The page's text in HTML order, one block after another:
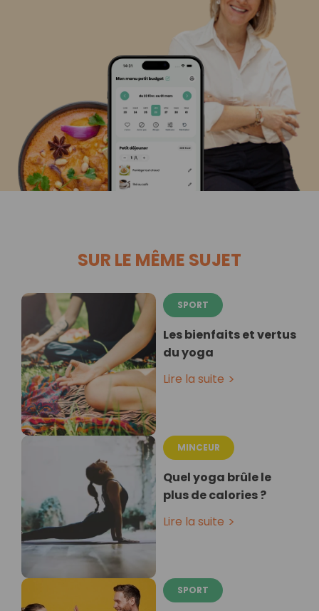
SUR LE MÊME SUJET
SPORT
Les bienfaits et vertus
du yoga
Lire la suite
MINCEUR
Quel yoga brûle le
plus de calories ?
Lire la suite
SPORT